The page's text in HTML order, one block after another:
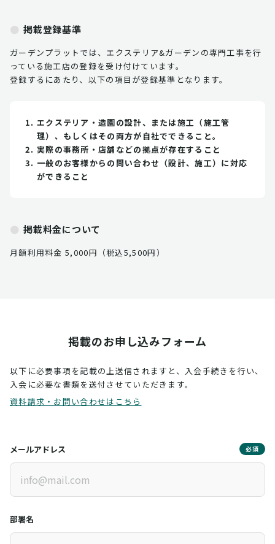
掲載登録基準
ガーデンプラットでは、エクステリア&ガーデンの専門工事を行
っている施工店の登録を受け付けています。
登録するにあたり、以下の項目が登録基準となります。
エクステリア・造園の設計、または施工（施工管
理）、もしくはその両方が自社でできること。
実際の事務所・店舗などの拠点が存在すること
一般のお客様からの問い合わせ（設計、施工）に対応
ができること
掲載料金について
月額利用料金 5,000円（税込5,500円）
掲載のお申し込みフォーム
以下に必要事項を記載の上送信されますと、入会手続きを行い、
入会に必要な書類を送付させていただきます。
資料請求・お問い合わせはこちら
メールアドレス 必須
部署名